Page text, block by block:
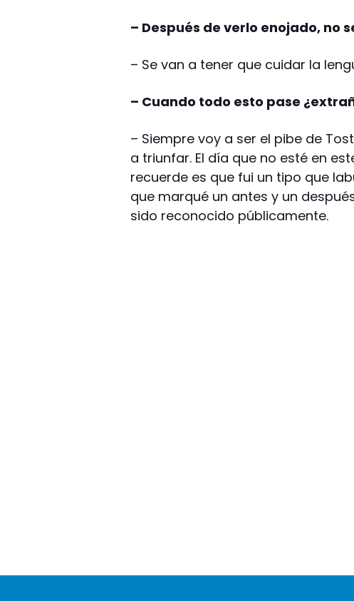
– Después de verlo enojado, no
– Se van a tener que cuidar la
– Cuando todo esto pase
– Siempre voy a ser el pibe de
a triunfar. El día que no esté en
recuerde es que fui un tipo que
que marqué un antes y un
sido reconocido públicamente.